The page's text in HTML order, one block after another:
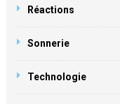
Réactions
Sonnerie
Technologie